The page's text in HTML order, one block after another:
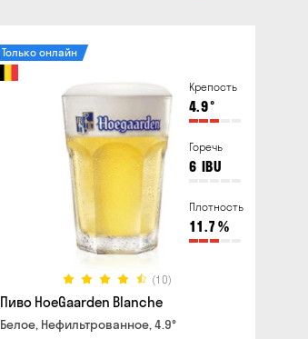
Крепость
4.9°
Горечь
6 IBU
Плотность
11.7%
(10)
Только онлайн
Пиво HoeGaarden Blanche
Белое, Нефильтрованное, 4.9°